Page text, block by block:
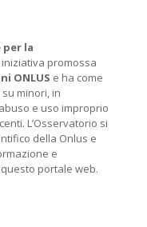
la
iniziativa promossa
ONLUS e ha come
minori, in
e uso improprio
L’Osservatorio si
della Onlus e
e
portale web.